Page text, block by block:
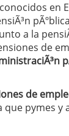
en
a la
de
de
pymes y